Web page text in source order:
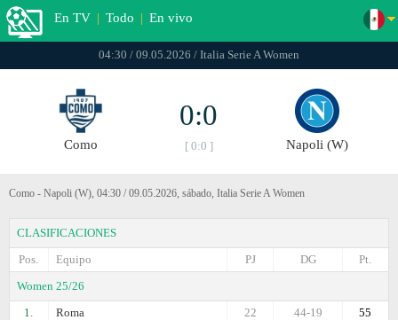
En TV | Todo | En vivo
04:30 / 09.05.2026 / Italia Serie A Women
Como
0:0
[ 0:0 ] Napoli (W)
Como - Napoli (W), 04:30 / 09.05.2026, sábado, Italia Serie A Women
CLASIFICACIONES
Pos.
Equipo Pt.
DG
PJ
Women 25/26
1.
Roma 55
44-19
22